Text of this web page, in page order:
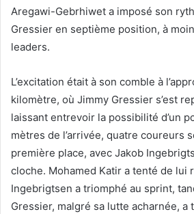
Aregawi-Gebrhiwet a imposé son
Gressier en septième position, à
leaders.
L’excitation était à son comble à
kilomètre, où Jimmy Gressier s’est
laissant entrevoir la possibilité d’un
mètres de l’arrivée, quatre coureurs
première place, avec Jakob
cloche. Mohamed Katir a tenté de lui
Ingebrigtsen a triomphé au sprint,
Gressier, malgré sa lutte acharnée, a